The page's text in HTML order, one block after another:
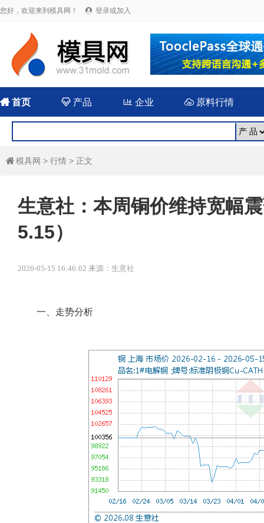
您好，欢迎来到模具网！  登录或加入
首页  产品 企业 原料行情
 模具网 > 行情 > 正文
生意社：本周铜价维持宽幅
5.15）
2026-05-15 16:46:02 来源：生意社
一、走势分析